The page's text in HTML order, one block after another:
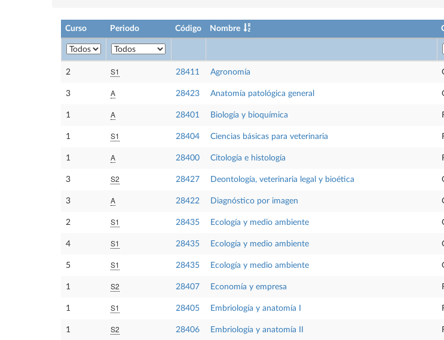
Curso Periodo Código Nombre
2 S1 28411 Agronomía
3 A 28423 Anatomía patológica general
1 A 28401 Biología y bioquímica
1 S1 28404 Ciencias básicas para veterinaria
1 A 28400 Citología e histología
3 S2 28427 Deontología, veterinaria legal y bioética
3 A 28422 Diagnóstico por imagen
2 S1 28435 Ecología y medio ambiente
4 S1 28435 Ecología y medio ambiente
5 S1 28435 Ecología y medio ambiente
1 S2 28407 Economía y empresa
1 S1 28405 Embriología y anatomía I
1 S2 28406 Embriología y anatomía II